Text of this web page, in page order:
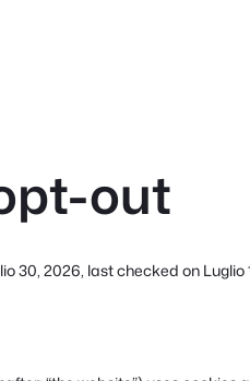
out
2026, last checked on Luglio